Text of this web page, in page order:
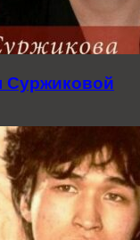
Суржиковой